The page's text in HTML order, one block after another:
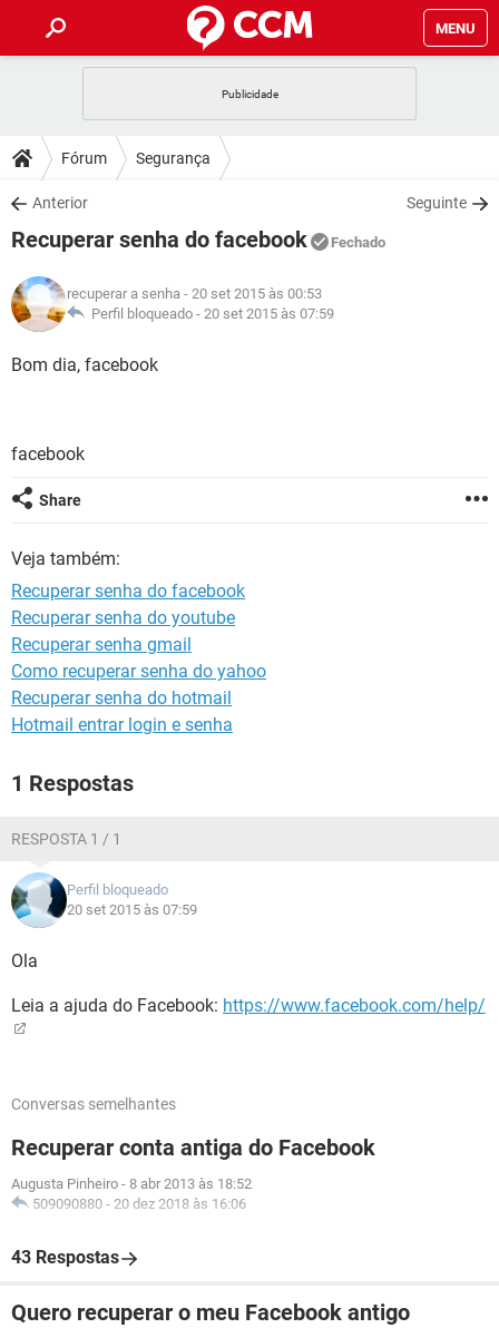
MENU
CELULAR
OUTLOOK
INSTAGRAM GMAIL
GUIA DE COMPRAS
DICAS
JOGOS
INSTAGRAM GMAIL
GUIA DE COMPRAS
DOWNLOADS
JOGOS WHATSAPP
CELULAR
OUTLOOK EXCEL
INSTAGRAM
FÓRUM
JOGOS WHATSAPP
CELULAR
OUTLOOK
GUIA DE COMPRAS
GLOSSÁRIO
JOGOS
GUIA DE COMPRAS
Fórum Segurança
Anterior Seguinte
Recuperar senha do facebook Fechado
recuperar a senha - 20 set 2015 às 00:53
Perfil bloqueado - 20 set 2015 às 07:59
Bom dia, facebook
facebook
Share
Veja também:
Recuperar senha do facebook
Recuperar senha do youtube
Recuperar senha gmail
Como recuperar senha do yahoo
Recuperar senha do hotmail
Hotmail entrar login e senha
1 Respostas
RESPOSTA 1 / 1
Perfil bloqueado
20 set 2015 às 07:59
Ola
Leia a ajuda do Facebook: https://www.facebook.com/help/
Conversas semelhantes
Recuperar conta antiga do Facebook
Augusta Pinheiro - 8 abr 2013 às 18:52
509090880 - 20 dez 2018 às 16:06
43 Respostas
Quero recuperar o meu Facebook antigo